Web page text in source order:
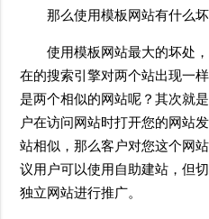
那么使用模板网站有什么坏
使用模板网站最大的坏处，
在的搜索引擎对两个站出现一
是两个相似的网站呢？其次就
户在访问网站时打开您的网站
站相似，那么客户对您这个网
议用户可以使用自助建站，但
独立网站进行推广。